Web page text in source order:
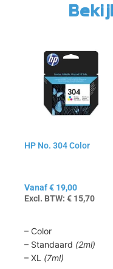
HP No. 304 Color
Vanaf€ 19,00
Excl. BTW: € 15,70
– Color
– Standaard (2ml)
– XL (7ml)
meerdere
gekozen
productpagina